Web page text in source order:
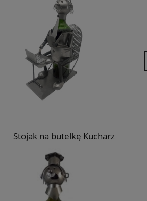
Stojak na butelkę Kucharz